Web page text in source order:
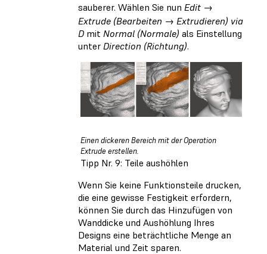
sauberer. Wählen Sie nun Edit →
Extrude (Bearbeiten → Extrudieren) via
D mit Normal (Normale) als Einstellung
unter Direction (Richtung).
Einen dickeren Bereich mit der Operation
Extrude erstellen.
Tipp Nr. 9: Teile aushöhlen
Wenn Sie keine Funktionsteile drucken,
die eine gewisse Festigkeit erfordern,
können Sie durch das Hinzufügen von
Wanddicke und Aushöhlung Ihres
Designs eine beträchtliche Menge an
Material und Zeit sparen.